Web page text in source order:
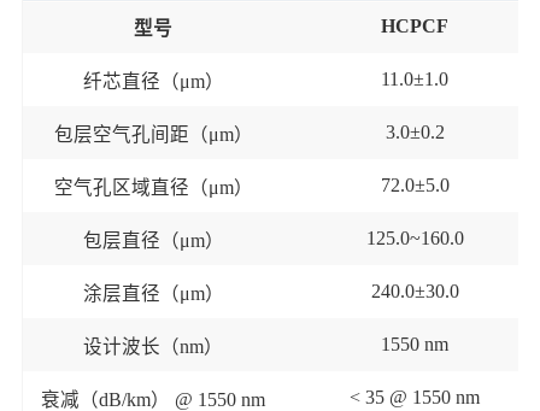
型号 HCPCF
纤芯直径 （μm） 11.0±1.0
包层空气孔间距 （μm） 3.0±0.2
空气孔区域直径 （μm） 72.0±5.0
包层直径 （μm） 125.0~160.0
涂层直径 （μm） 240.0±30.0
设计波长（nm） 1550 nm
衰减（dB/km） @ 1550 nm < 35 @ 1550 nm